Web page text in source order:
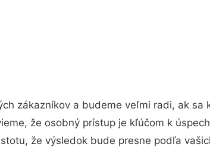
zákazníkov a budeme veľmi radi, ak sa
že osobný prístup je kľúčom k
že výsledok bude presne podľa